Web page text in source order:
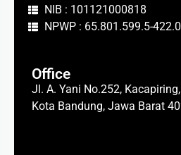
NIB : 101121000818
NPWP : 65.801.599.5-
Office
Jl. A. Yani No.252,
Kota Bandung, Jawa Barat